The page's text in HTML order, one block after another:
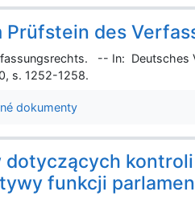
des
-- In: Deutsches
s. 1252-1258.
dokumenty
funkcji